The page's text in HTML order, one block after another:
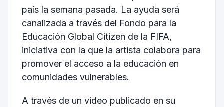
país la semana pasada. La ayuda será
canalizada a través del Fondo para la
Educación Global Citizen de la FIFA,
iniciativa con la que la artista colabora para
promover el acceso a la educación en
comunidades vulnerables.
A través de un video publicado en su